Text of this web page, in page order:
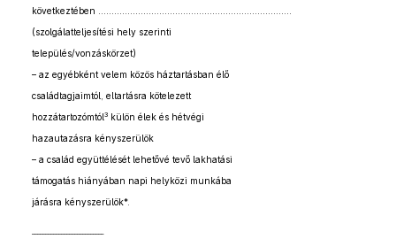
következtében .........................................................................
(szolgálatteljesítési hely szerinti
település/vonzáskörzet)
– az egyébként velem közös háztartásban élő
családtagjaimtól, eltartásra kötelezett
hozzátartozómtól3 külön élek és hétvégi
hazautazásra kényszerülök
– a család együttélését lehetővé tevő lakhatási
támogatás hiányában napi helyközi munkába
járásra kényszerülök*.